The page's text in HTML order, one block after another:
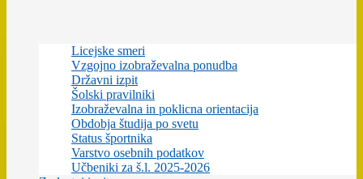
Licejske smeri
Vzgojno izobraževalna ponudba
Državni izpit
Šolski pravilniki
Izobraževalna in poklicna orientacija
Obdobja študija po svetu
Status športnika
Varstvo osebnih podatkov
Učbeniki za š.l. 2025-2026